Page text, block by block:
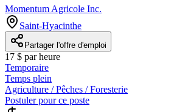
Momentum Agricole Inc.
Saint-Hyacinthe
Partager l'offre d'emploi
17 $ par heure
Temporaire
Temps plein
Agriculture / Pêches / Foresterie
Postuler pour ce poste